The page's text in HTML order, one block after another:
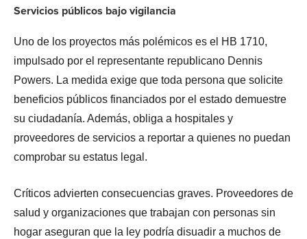
Servicios públicos bajo vigilancia
Uno de los proyectos más polémicos es el HB 1710,
impulsado por el representante republicano Dennis
Powers. La medida exige que toda persona que solicite
beneficios públicos financiados por el estado demuestre
su ciudadanía. Además, obliga a hospitales y
proveedores de servicios a reportar a quienes no puedan
comprobar su estatus legal.
Críticos advierten consecuencias graves. Proveedores de
salud y organizaciones que trabajan con personas sin
hogar aseguran que la ley podría disuadir a muchos de